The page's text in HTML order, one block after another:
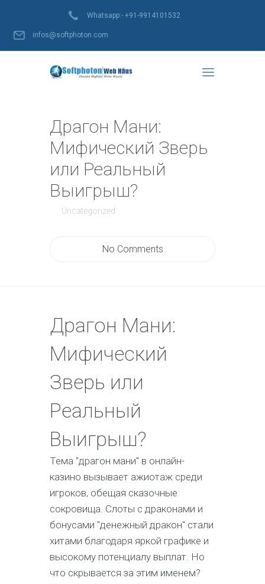
Whatsapp:- +91-9914101532
infos@softphoton.com
Драгон Мани:
Мифический Зверь
или Реальный
Выигрыш?
Uncategorized
No Comments
Драгон Мани:
Мифический
Зверь или
Реальный
Выигрыш?
Тема "драгон мани" в онлайн-
казино вызывает ажиотаж среди
игроков, обещая сказочные
сокровища. Слоты с драконами и
бонусами "денежный дракон" стали
хитами благодаря яркой графике и
высокому потенциалу выплат. Но
что скрывается за этим именем?